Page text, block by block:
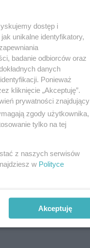
dostęp i
unikalne identyfikatory,
badanie odbiorców oraz
danych
Ponieważ
kliknięcie „Akceptuję”.
prywatności znajdujący
zgody użytkownika,
tylko na tej
z naszych serwisów
w Polityce
Akceptuję